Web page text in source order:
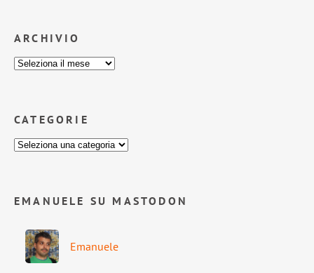
ARCHIVIO
CATEGORIE
EMANUELE SU MASTODON
Emanuele